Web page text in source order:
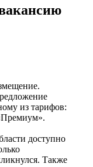
из тарифов:
доступно
Также